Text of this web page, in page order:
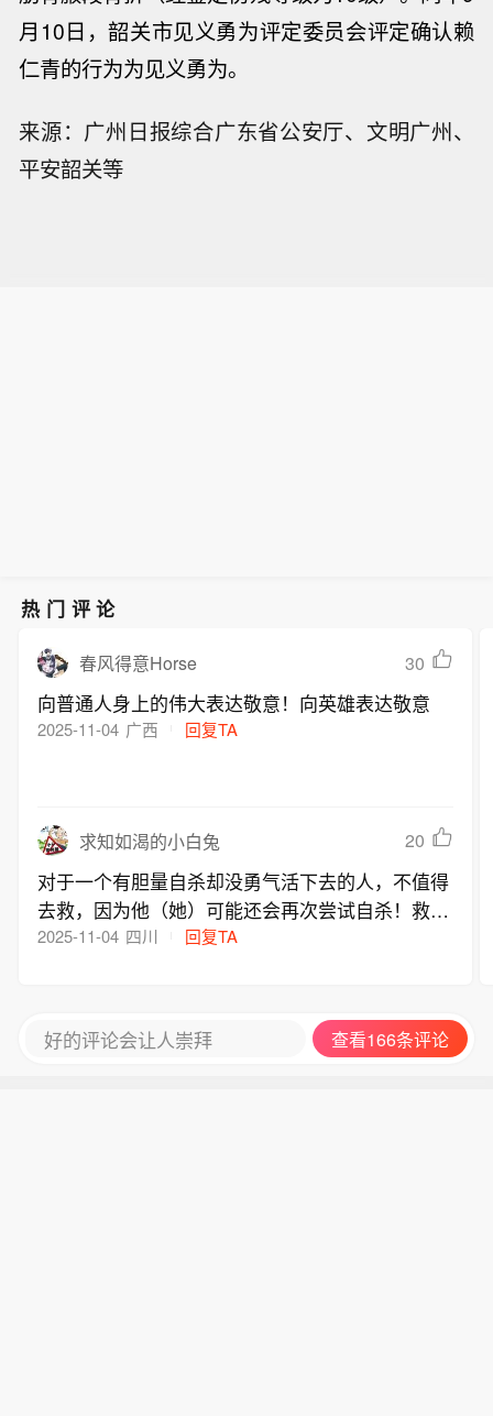
月10日，韶关市见义勇为评定委员会评定确认赖
仁青的行为为见义勇为。
来源：广州日报综合广东省公安厅、文明广州、
平安韶关等
热门评论
春风得意Horse 30
向普通人身上的伟大表达敬意！向英雄表达敬意
2025-11-04 广西 回复TA
求知如渴的小白兔 20
对于一个有胆量自杀却没勇气活下去的人，不值得
去救，因为他（她）可能还会再次尝试自杀！救了
自杀者自己却丢了命的人更不值得，你上有父母下
2025-11-04 四川 回复TA
好的评论会让人崇拜 查看166条评论